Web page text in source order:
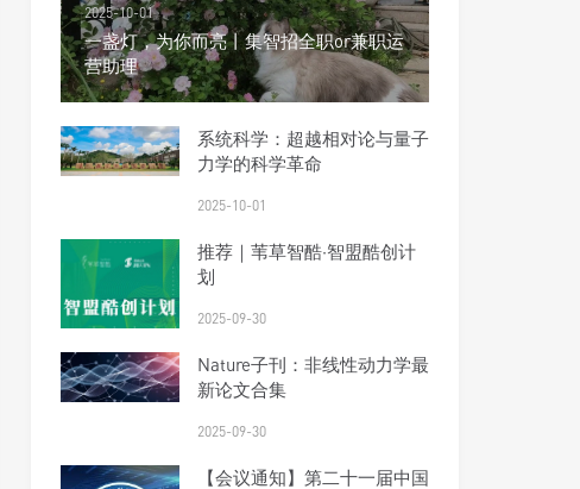
2025-10-01
一盏灯，为你而亮丨集智招全职or兼职运
营助理
系统科学：超越相对论与量子
力学的科学革命
2025-10-01
推荐｜苇草智酷·智盟酷创计
划
2025-09-30
Nature子刊：非线性动力学最
新论文合集
2025-09-30
【会议通知】第二十一届中国